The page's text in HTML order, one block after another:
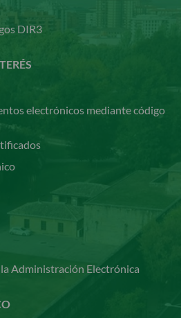
DIR3
electrónicos mediante código
Administración Electrónica